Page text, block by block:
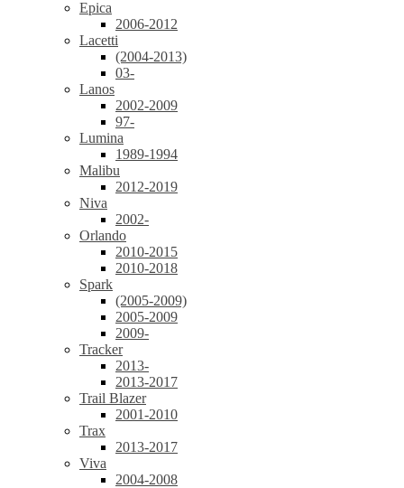
Epica
2006-2012
Lacetti
(2004-2013)
03-
Lanos
2002-2009
97-
Lumina
1989-1994
Malibu
2012-2019
Niva
2002-
Orlando
2010-2015
2010-2018
Spark
(2005-2009)
2005-2009
2009-
Tracker
2013-
2013-2017
Trail Blazer
2001-2010
Trax
2013-2017
Viva
2004-2008